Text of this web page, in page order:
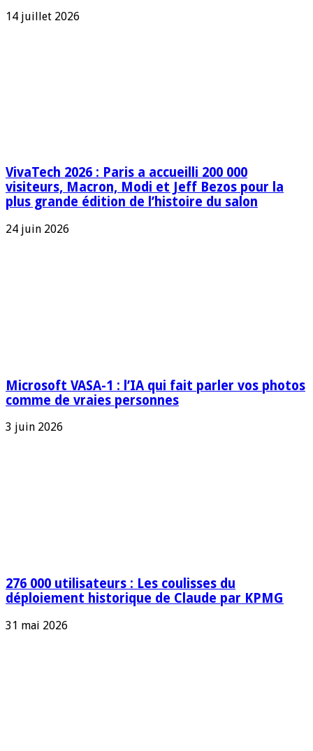
14 juillet 2026
VivaTech 2026 : Paris a accueilli 200 000
visiteurs, Macron, Modi et Jeff Bezos pour la
plus grande édition de l’histoire du salon
24 juin 2026
Microsoft VASA-1 : l’IA qui fait parler vos photos
comme de vraies personnes
3 juin 2026
276 000 utilisateurs : Les coulisses du
déploiement historique de Claude par KPMG
31 mai 2026